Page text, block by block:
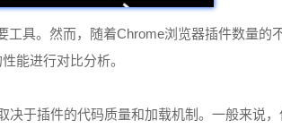
具。然而，随着Chrome浏览器插件数量的
能进行对比分析。
于插件的代码质量和加载机制。一般来说